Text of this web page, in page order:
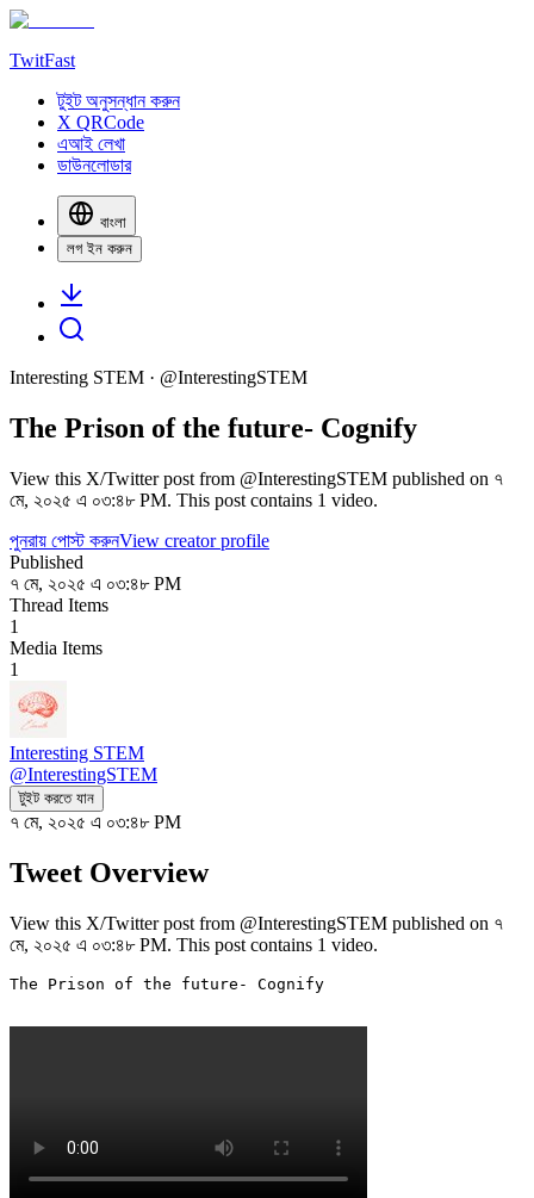
TwitFast
টুইট অনুসন্ধান করুন
X QRCode
এআই লেখা
ডাউনলোডার
বাংলা
লগ ইন করুন
Interesting STEM · @InterestingSTEM
The Prison of the future- Cognify
View this X/Twitter post from @InterestingSTEM published on ৭
মে, ২০২৫ এ ০৩:৪৮ PM. This post contains 1 video.
পুনরায় পোস্ট করুনView creator profile
Published
৭ মে, ২০২৫ এ ০৩:৪৮ PM
Thread Items
1
Media Items
1
Interesting STEM
@InterestingSTEM
টুইট করতে যান
৭ মে, ২০২৫ এ ০৩:৪৮ PM
Tweet Overview
View this X/Twitter post from @InterestingSTEM published on ৭
মে, ২০২৫ এ ০৩:৪৮ PM. This post contains 1 video.
The Prison of the future- Cognify